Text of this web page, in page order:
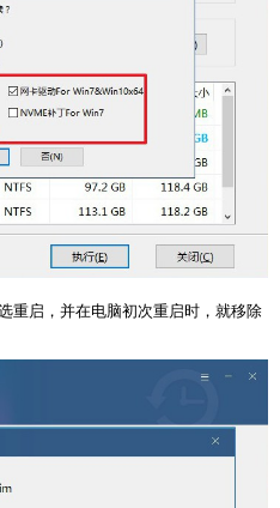
重启，并在电脑初次重启时，就移除